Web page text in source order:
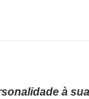
à